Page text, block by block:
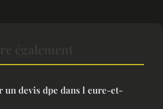
un devis dpe dans l eure-et-